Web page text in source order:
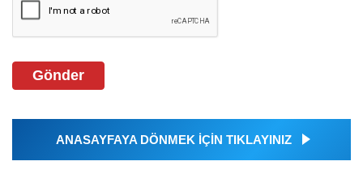
Gönder
ANASAYFAYA DÖNMEK İÇİN TIKLAYINIZ